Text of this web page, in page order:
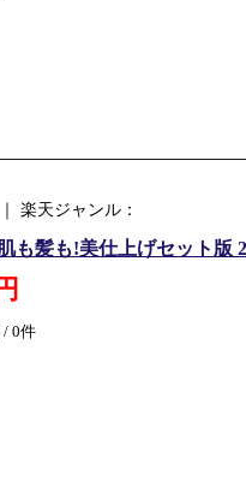
楽天ジャンル：
も髪も!美仕上げセット版
/ 0件